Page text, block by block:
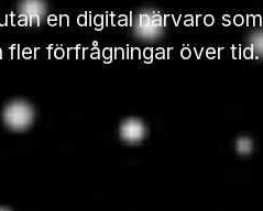
en digital närvaro som
fler förfrågningar över tid.